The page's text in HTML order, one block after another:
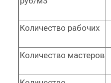
Количество рабочих
Количество мастеров